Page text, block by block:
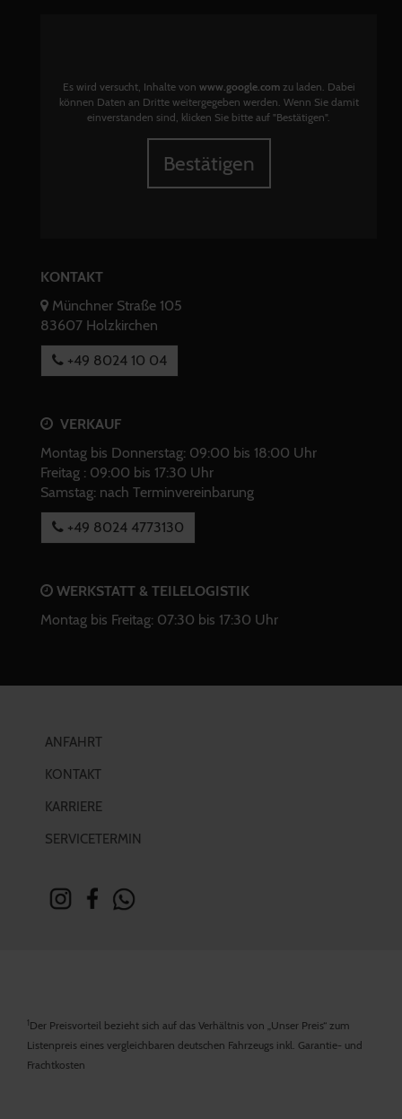
Es wird versucht, Inhalte von www.google.comzu laden. Dabei
können Daten an Dritte weitergegeben werden. Wenn Sie damit
einverstanden sind, klicken Sie bitte auf "Bestätigen".
Bestätigen
KONTAKT
Münchner Straße 105
83607 Holzkirchen
+49 8024 10 04
VERKAUF
Montag bis Donnerstag: 09:00 bis 18:00 Uhr
Freitag : 09:00 bis 17:30 Uhr
Samstag: nach Terminvereinbarung
+49 8024 4773130
WERKSTATT & TEILELOGISTIK
Montag bis Freitag: 07:30 bis 17:30 Uhr
ANFAHRT
KONTAKT
KARRIERE
SERVICETERMIN
1Der Preisvorteil bezieht sich auf das Verhältnis von „Unser Preis“ zum
Listenpreis eines vergleichbaren deutschen Fahrzeugs inkl. Garantie- und
Frachtkosten